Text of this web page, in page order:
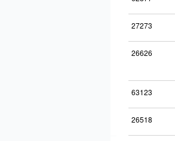
27273
26626
63123
26518